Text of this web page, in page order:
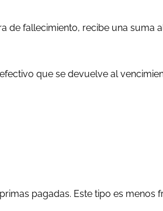
de fallecimiento, recibe una suma
que se devuelve al
pagadas. Este tipo es menos